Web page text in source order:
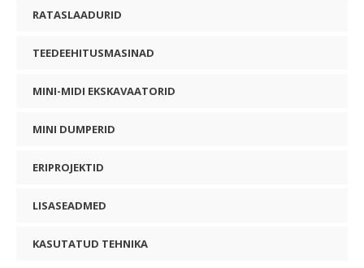
RATASLAADURID
TEEDEEHITUSMASINAD
MINI-MIDI EKSKAVAATORID
MINI DUMPERID
ERIPROJEKTID
LISASEADMED
KASUTATUD TEHNIKA